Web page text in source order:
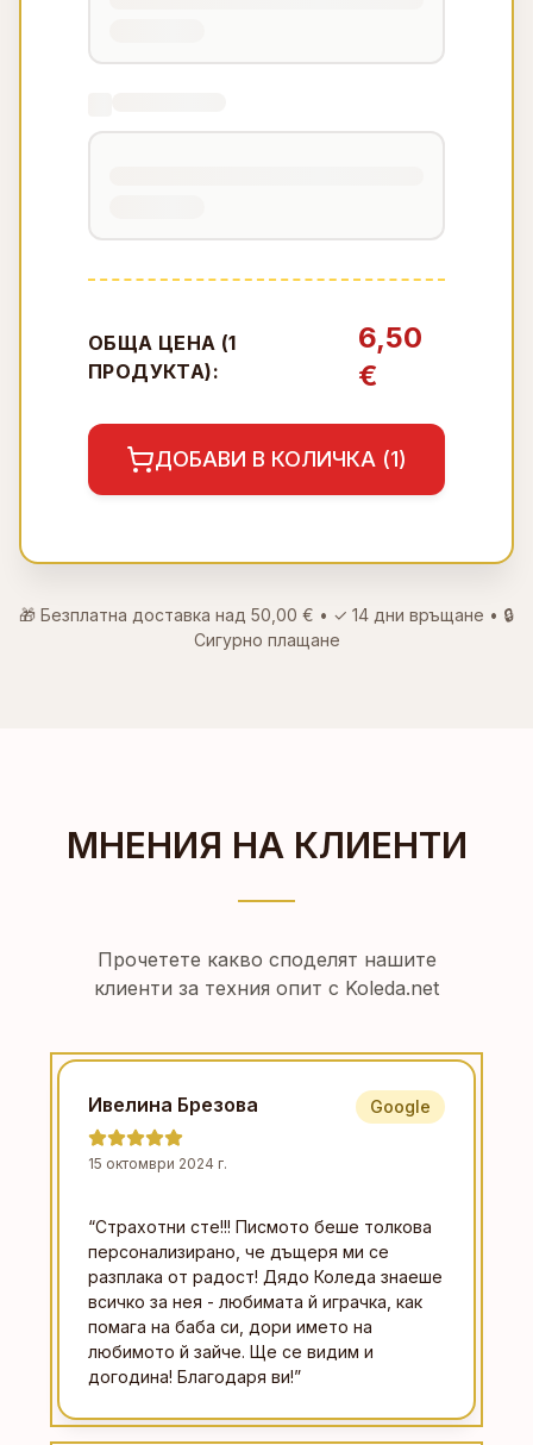
ОБЩА ЦЕНА (1
ПРОДУКТА):
6,50
€
ДОБАВИ В КОЛИЧКА (1)
🎁 Безплатна доставка над 50,00 € • ✓ 14 дни връщане • 🔒
Сигурно плащане
МНЕНИЯ НА КЛИЕНТИ
Прочетете какво споделят нашите
клиенти за техния опит с Koleda.net
Ивелина Брезова
15 октомври 2024 г.
Google
“Страхотни сте!!! Писмото беше толкова
персонализирано, че дъщеря ми се
разплака от радост! Дядо Коледа знаеше
всичко за нея - любимата й играчка, как
помага на баба си, дори името на
любимото й зайче. Ще се видим и
догодина! Благодаря ви!”